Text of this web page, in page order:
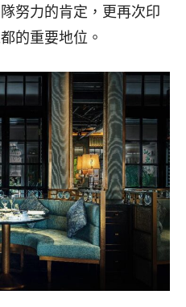
努力的肯定，更再次印
的重要地位。